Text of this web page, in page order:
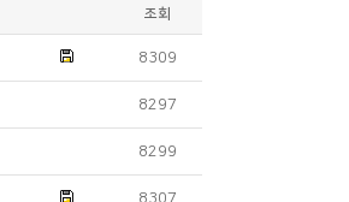
조회
8309
8297
8299
8307